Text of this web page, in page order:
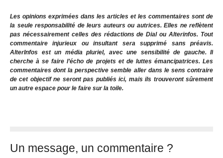
Les opinions exprimées dans les articles et les commentaires sont de
la seule responsabilité de leurs auteurs ou autrices. Elles ne reflètent
pas nécessairement celles des rédactions de Dial ou Alterinfos. Tout
commentaire injurieux ou insultant sera supprimé sans préavis.
AlterInfos est un média pluriel, avec une sensibilité de gauche. Il
cherche à se faire l’écho de projets et de luttes émancipatrices. Les
commentaires dont la perspective semble aller dans le sens contraire
de cet objectif ne seront pas publiés ici, mais ils trouveront sûrement
un autre espace pour le faire sur la toile.
Un message, un commentaire ?